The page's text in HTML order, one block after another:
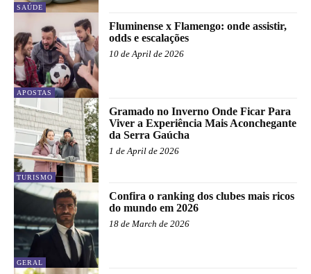
SAÚDE
APOSTAS
Fluminense x Flamengo: onde assistir,
odds e escalações
10 de April de 2026
TURISMO
Gramado no Inverno Onde Ficar Para
Viver a Experiência Mais Aconchegante
da Serra Gaúcha
1 de April de 2026
GERAL
Confira o ranking dos clubes mais ricos
do mundo em 2026
18 de March de 2026